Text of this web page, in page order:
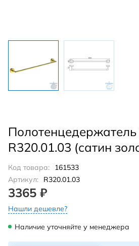
Полотенцедержатель
R320.01.03 (сатин
Код товара:
161533
Артикул:
R320.01.03
3365 ₽
Нашли дешевле?
Наличие уточняйте у менеджера